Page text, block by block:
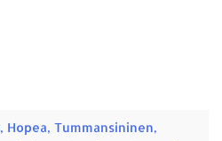
Hopea, Tummansininen,